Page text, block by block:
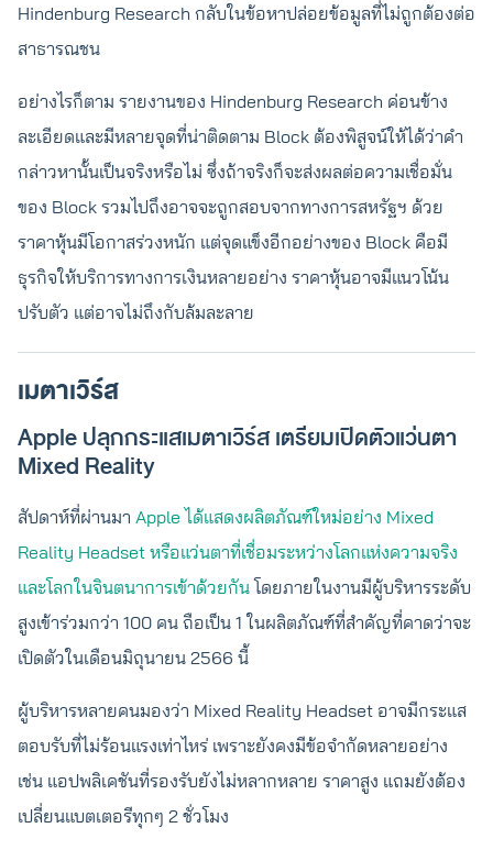
Hindenburg Research กลับในข้อหาปล่อยข้อมูลที่ไม่ถูกต้องต่อ
สาธารณชน
อย่างไรก็ตาม รายงานของ Hindenburg Research ค่อนข้าง
ละเอียดและมีหลายจุดที่น่าติดตาม Block ต้องพิสูจน์ให้ได้ว่าคำ
กล่าวหานั้นเป็นจริงหรือไม่ ซึ่งถ้าจริงก็จะส่งผลต่อความเชื่อมั่น
ของ Block รวมไปถึงอาจจะถูกสอบจากทางการสหรัฐฯ ด้วย
ราคาหุ้นมีโอกาสร่วงหนัก แต่จุดแข็งอีกอย่างของ Block คือมี
ธุรกิจให้บริการทางการเงินหลายอย่าง ราคาหุ้นอาจมีแนวโน้น
ปรับตัว แต่อาจไม่ถึงกับล้มละลาย
เมตาเวิร์ส
Apple ปลุกกระแสเมตาเวิร์ส เตรียมเปิดตัวแว่นตา
Mixed Reality
สัปดาห์ที่ผ่านมา Apple ได้แสดงผลิตภัณฑ์ใหม่อย่าง Mixed
Reality Headset หรือแว่นตาที่เชื่อมระหว่างโลกแห่งความจริง
และโลกในจินตนาการเข้าด้วยกันโดยภายในงานมีผู้บริหารระดับ
สูงเข้าร่วมกว่า 100 คน ถือเป็น 1 ในผลิตภัณฑ์ที่สำคัญที่คาดว่าจะ
เปิดตัวในเดือนมิถุนายน 2566 นี้
ผู้บริหารหลายคนมองว่า Mixed Reality Headset อาจมีกระแส
ตอบรับที่ไม่ร้อนแรงเท่าไหร่ เพราะยังคงมีข้อจำกัดหลายอย่าง
เช่น แอปพลิเคชันที่รองรับยังไม่หลากหลาย ราคาสูง แถมยังต้อง
เปลี่ยนแบตเตอรีทุกๆ 2 ชั่วโมง